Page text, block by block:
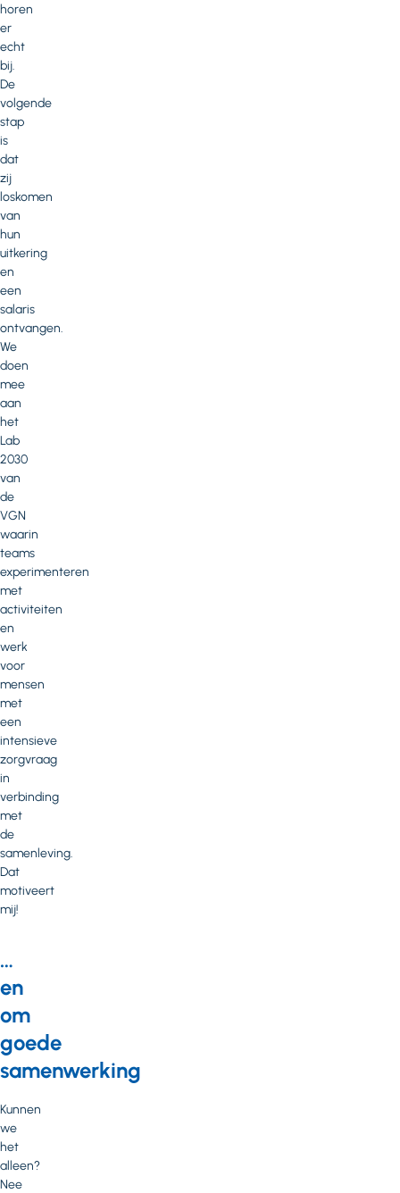
horen
er
echt
bij.
De
volgende
stap
is
dat
zij
loskomen
van
hun
uitkering
en
een
salaris
ontvangen.
We
doen
mee
aan
het
Lab
2030
van
de
VGN
waarin
teams
experimenteren
met
activiteiten
en
werk
voor
mensen
met
een
intensieve
zorgvraag
in
verbinding
met
de
samenleving.
Dat
motiveert
mij!
…
en
om
goede
samenwerking
Kunnen
we
het
alleen?
Nee